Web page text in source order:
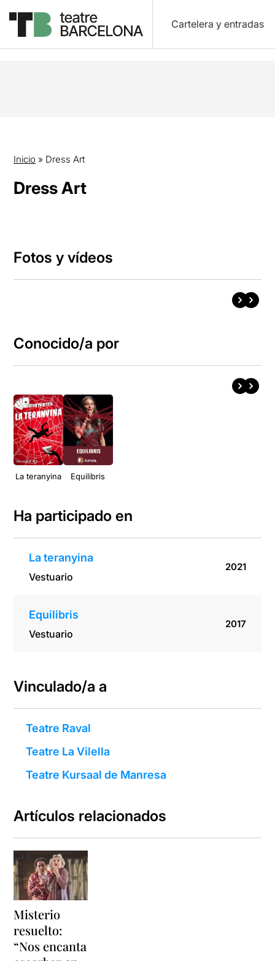
Cartelera y entradas
Inicio » Dress Art
Dress Art
Fotos y vídeos
Conocido/a por
La teranyina Equilibris
Ha participado en
La teranyina
Vestuario
2021
Equilibris
Vestuario
2017
Vinculado/a a
Teatre Raval
Teatre La Vilella
Teatre Kursaal de Manresa
Artículos relacionados
Misterio
resuelto:
“Nos encanta